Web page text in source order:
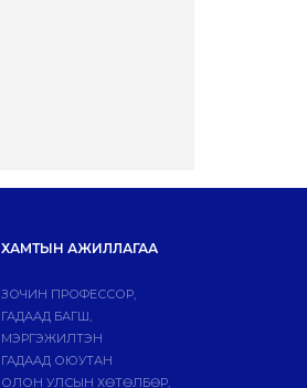
ХАМТЫН АЖИЛЛАГАА
ЗОЧИН ПРОФЕССОР,
ГАДААД БАГШ,
МЭРГЭЖИЛТЭН
ГАДААД ОЮУТАН
ОЛОН УЛСЫН ХӨТӨЛБӨР,